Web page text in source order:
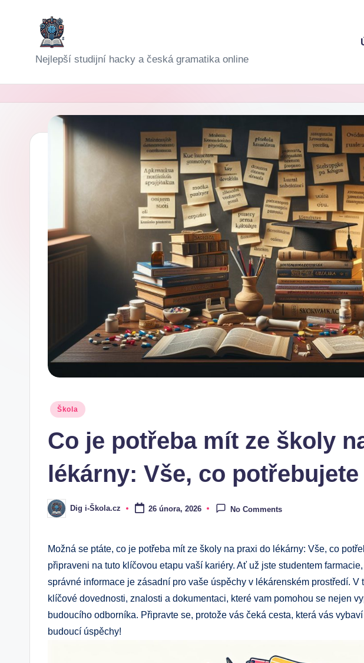
D
i
i-
Nejlepší studijní hacky a česká gramatika online
Posted
Škola
Co je potřeba mít ze školy
lékárny: Vše, co
Posted
by
Dig i-Škola.cz 26 února, 2026 No Comments
Možná se ptáte, co je potřeba mít ze školy na praxi do lékárny: Vše, co
připraveni na tuto klíčovou etapu vaší kariéry. Ať už jste studentem
správné informace je zásadní pro vaše úspěchy v lékárenském prostředí. V
klíčové dovednosti, znalosti a dokumentaci, které vam pomohou se nejen
budoucího odborníka. Připravte se, protože vás čeká cesta, která vás
budoucí úspěchy!